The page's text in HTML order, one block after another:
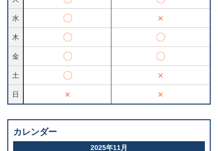
水 〇 ×
木 〇 〇
金 〇 〇
土 〇 ×
日 × ×
カレンダー
2025年11月